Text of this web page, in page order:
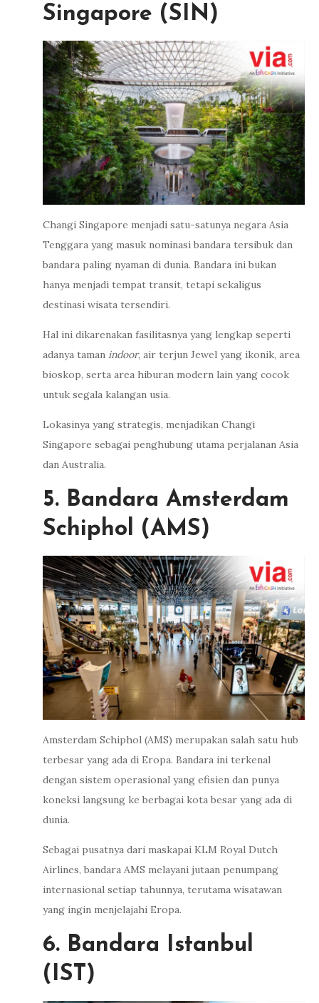
Singapore (SIN)
Changi Singapore menjadi satu-satunya negara Asia
Tenggara yang masuk nominasi bandara tersibuk dan
bandara paling nyaman di dunia. Bandara ini bukan
hanya menjadi tempat transit, tetapi sekaligus
destinasi wisata tersendiri.
Hal ini dikarenakan fasilitasnya yang lengkap seperti
adanya taman indoor, air terjun Jewel yang ikonik, area
bioskop, serta area hiburan modern lain yang cocok
untuk segala kalangan usia.
Lokasinya yang strategis, menjadikan Changi
Singapore sebagai penghubung utama perjalanan Asia
dan Australia.
5. Bandara Amsterdam
Schiphol (AMS)
Amsterdam Schiphol (AMS) merupakan salah satu hub
terbesar yang ada di Eropa. Bandara ini terkenal
dengan sistem operasional yang efisien dan punya
koneksi langsung ke berbagai kota besar yang ada di
dunia.
Sebagai pusatnya dari maskapai KLM Royal Dutch
Airlines, bandara AMS melayani jutaan penumpang
internasional setiap tahunnya, terutama wisatawan
yang ingin menjelajahi Eropa.
6. Bandara Istanbul
(IST)